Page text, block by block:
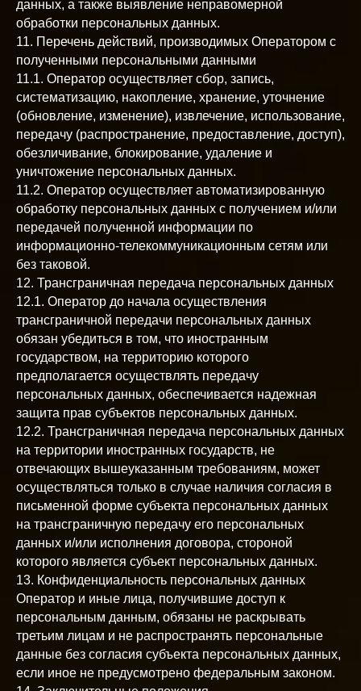
данных, а также выявление неправомерной
обработки персональных данных.
11. Перечень действий, производимых Оператором с
полученными персональными данными
11.1. Оператор осуществляет сбор, запись,
систематизацию, накопление, хранение, уточнение
(обновление, изменение), извлечение, использование,
передачу (распространение, предоставление, доступ),
обезличивание, блокирование, удаление и
уничтожение персональных данных.
11.2. Оператор осуществляет автоматизированную
обработку персональных данных с получением и/или
передачей полученной информации по
информационно-телекоммуникационным сетям или
без таковой.
12. Трансграничная передача персональных данных
12.1. Оператор до начала осуществления
трансграничной передачи персональных данных
обязан убедиться в том, что иностранным
государством, на территорию которого
предполагается осуществлять передачу
персональных данных, обеспечивается надежная
защита прав субъектов персональных данных.
12.2. Трансграничная передача персональных данных
на территории иностранных государств, не
отвечающих вышеуказанным требованиям, может
осуществляться только в случае наличия согласия в
письменной форме субъекта персональных данных
на трансграничную передачу его персональных
данных и/или исполнения договора, стороной
которого является субъект персональных данных.
13. Конфиденциальность персональных данных
Оператор и иные лица, получившие доступ к
персональным данным, обязаны не раскрывать
третьим лицам и не распространять персональные
данные без согласия субъекта персональных данных,
если иное не предусмотрено федеральным законом.